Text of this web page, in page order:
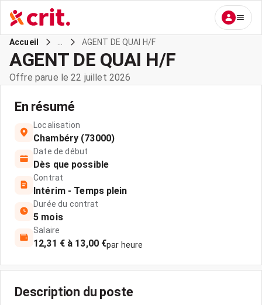
Accueil AGENT DE QUAI H/F
AGENT DE QUAI H/F
Offre parue le 22 juillet 2026
En résumé
Localisation
Chambéry (73000)
Date de début
Dès que possible
Contrat
Intérim - Temps plein
Durée du contrat
5 mois
Salaire
12,31 € à 13,00 €par heure
Description du poste